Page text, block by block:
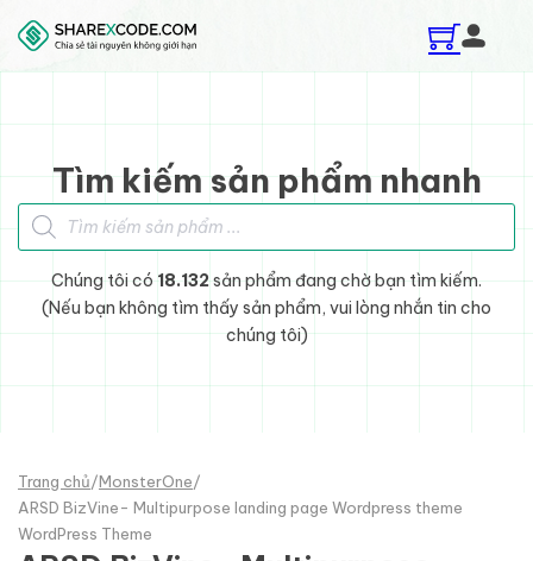
Skip to main content
Skip to footer
Tìm kiếm sản phẩm nhanh
Tìm kiếm sản phẩm
Chúng tôi có 18.132sản phẩm đang chờ bạn tìm kiếm.
(Nếu bạn không tìm thấy sản phẩm, vui lòng nhắn tin cho
chúng tôi)
Trang chủ/MonsterOne/
ARSD BizVine- Multipurpose landing page Wordpress theme
WordPress Theme